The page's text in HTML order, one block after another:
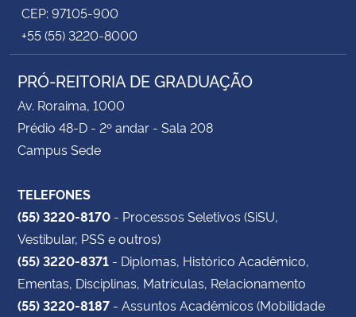
CEP: 97105-900
+55 (55) 3220-8000
PRÓ-REITORIA DE GRADUAÇÃO
Av. Roraima, 1000
Prédio 48-D - 2º andar - Sala 208
Campus Sede
TELEFONES
(55) 3220-8170 - Processos Seletivos (SiSU,
Vestibular, PSS e outros)
(55) 3220-8371 - Diplomas, Histórico Acadêmico,
Ementas, Disciplinas, Matrículas, Relacionamento
(55) 3220-8187 - Assuntos Acadêmicos (Mobilidade